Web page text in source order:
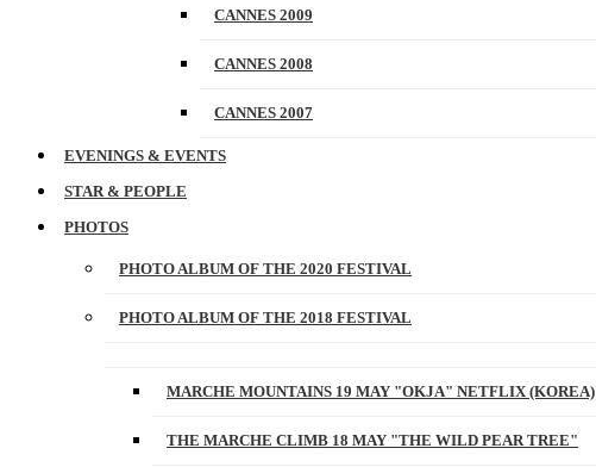
CANNES 2009
CANNES 2008
CANNES 2007
EVENINGS & EVENTS
STAR & PEOPLE
PHOTOS
PHOTO ALBUM OF THE 2020 FESTIVAL
PHOTO ALBUM OF THE 2018 FESTIVAL
MARCHE MOUNTAINS 19 MAY "OKJA" NETFLIX (KOREA)
THE MARCHE CLIMB 18 MAY "THE WILD PEAR TREE"